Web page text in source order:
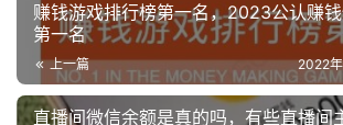
赚钱游戏排行榜第一名，2023公认赚
第一名
上一篇 2022
直播间微信余额是真的吗，有些直播间